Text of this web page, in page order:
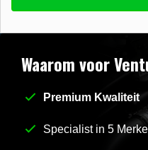
Stel uw vraag*
Waarom voor
Premium Kwaliteit
Specialist in 5